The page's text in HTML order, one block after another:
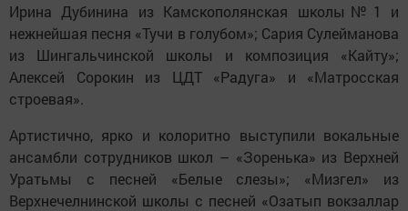
Ирина Дубинина из Камскополянская школы№1 и
нежнейшая песня «Тучи в голубом»; Сария Сулейманова
из Шингальчинской школы и композиция «Кайту»;
Алексей Сорокин из ЦДТ «Радуга» и «Матросская
строевая».
Артистично, ярко и колоритно выступили вокальные
ансамбли сотрудников школ – «Зоренька» из Верхней
Уратьмы с песней «Белые слезы»; «Мизгел» из
Верхнечелнинской школы с песней «Озатып вокзаллар